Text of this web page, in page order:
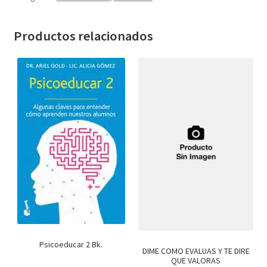
Textos (ver sub cats) (118)
TEXTOS INGLES (49)
Varios (749)
Productos relacionados
Psicoeducar 2 Bk.
DIME COMO EVALUAS Y TE DIRE
QUE VALORAS